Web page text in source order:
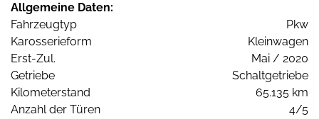
Allgemeine Daten:
Fahrzeugtyp
Pkw
Karosserieform
Kleinwagen
Erst-Zul.
Mai / 2020
Getriebe
Schaltgetriebe
Kilometerstand
65.135 km
Anzahl der Türen
4/5